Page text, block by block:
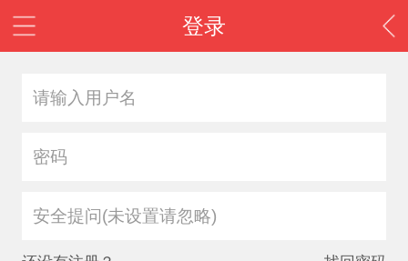
登录
安全提问(未设置请忽略)